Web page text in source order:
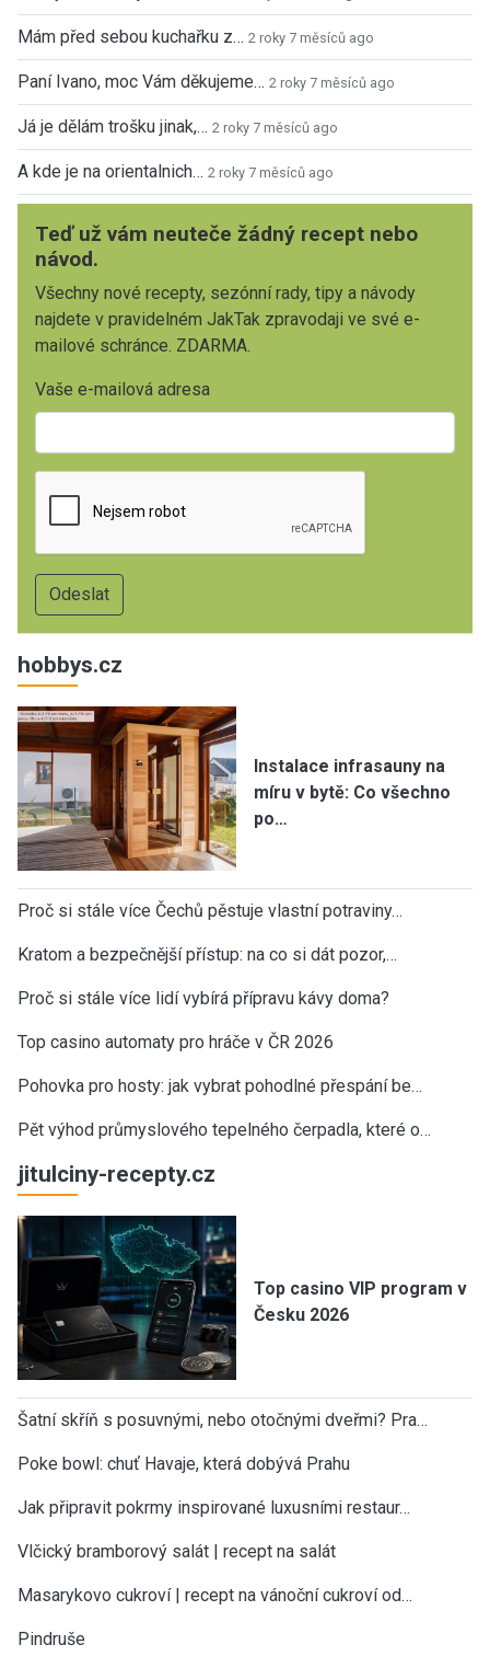
Mám před sebou kuchařku z… 2 roky 7 měsíců ago
Paní Ivano, moc Vám děkujeme… 2 roky 7 měsíců ago
Já je dělám trošku jinak,… 2 roky 7 měsíců ago
A kde je na orientalnich… 2 roky 7 měsíců ago
Teď už vám neuteče žádný recept nebo
návod.
Všechny nové recepty, sezónní rady, tipy a návody
najdete v pravidelném JakTak zpravodaji ve své e-
mailové schránce. ZDARMA.
Vaše e-mailová adresa
hobbys.cz
Instalace infrasauny na
míru v bytě: Co všechno
po…
Proč si stále více Čechů pěstuje vlastní potraviny…
Kratom a bezpečnější přístup: na co si dát pozor,…
Proč si stále více lidí vybírá přípravu kávy doma?
Top casino automaty pro hráče v ČR 2026
Pohovka pro hosty: jak vybrat pohodlné přespání be…
Pět výhod průmyslového tepelného čerpadla, které o…
jitulciny-recepty.cz
Top casino VIP program v
Česku 2026
Šatní skříň s posuvnými, nebo otočnými dveřmi? Pra…
Poke bowl: chuť Havaje, která dobývá Prahu
Jak připravit pokrmy inspirované luxusními restaur…
Vlčický bramborový salát | recept na salát
Masarykovo cukroví | recept na vánoční cukroví od…
Pindruše